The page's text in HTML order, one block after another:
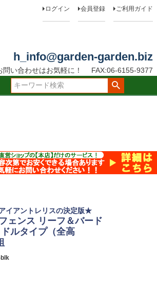
ログイン 会員登録 ご利用ガイド
h_info@garden-garden.biz
問い合わせはお気軽に！
FAX:06-6155-9377
イアントレリスの決定版★
ェンス リーフ＆バード
ドルタイプ（全高